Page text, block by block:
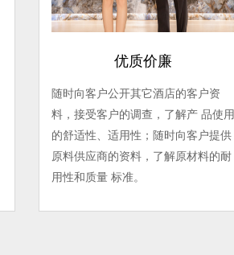
优质价廉
随时向客户公开其它酒店的客户资
料，接受客户的调查，了解产 品使用
的舒适性、适用性；随时向客户提供
原料供应商的资料，了解原材料的耐
用性和质量 标准。